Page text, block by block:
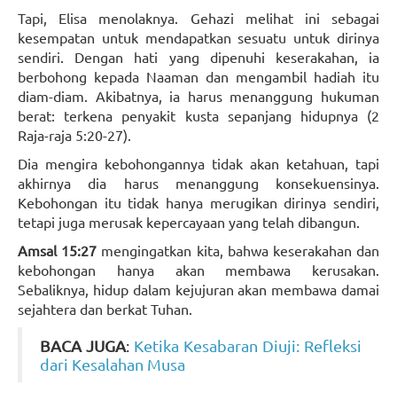
Tapi, Elisa menolaknya. Gehazi melihat ini sebagai
kesempatan untuk mendapatkan sesuatu untuk dirinya
sendiri. Dengan hati yang dipenuhi keserakahan, ia
berbohong kepada Naaman dan mengambil hadiah itu
diam-diam. Akibatnya, ia harus menanggung hukuman
berat: terkena penyakit kusta sepanjang hidupnya (2
Raja-raja 5:20-27).
Dia mengira kebohongannya tidak akan ketahuan, tapi
akhirnya dia harus menanggung konsekuensinya.
Kebohongan itu tidak hanya merugikan dirinya sendiri,
tetapi juga merusak kepercayaan yang telah dibangun.
Amsal 15:27 mengingatkan kita, bahwa keserakahan dan
kebohongan hanya akan membawa kerusakan.
Sebaliknya, hidup dalam kejujuran akan membawa damai
sejahtera dan berkat Tuhan.
BACA JUGA: Ketika Kesabaran Diuji: Refleksi
dari Kesalahan Musa